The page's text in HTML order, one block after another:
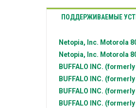
ПОДДЕРЖИВАЕМЫЕ
Netopia, Inc. Motorola
Netopia, Inc. Motorola
BUFFALO INC.
BUFFALO INC.
BUFFALO INC.
BUFFALO INC.